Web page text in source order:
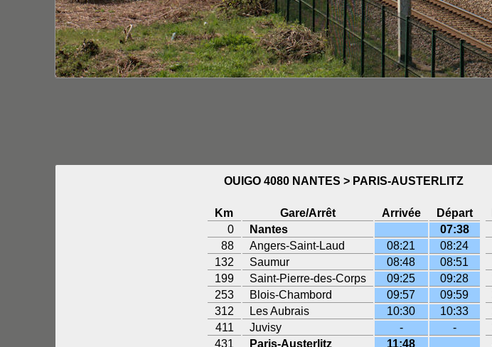
OUIGO 4080 NANTES > PARIS-AUSTERLITZ
Km Gare/Arrêt Arrivée Départ
0
Nantes 07:38
88
Angers-Saint-Laud 08:21 08:24
132
Saumur 08:48 08:51
199
Saint-Pierre-des-Corps 09:25 09:28
253
Blois-Chambord 09:57 09:59
312
Les Aubrais 10:30 10:33
411
Juvisy - -
431
Paris-Austerlitz 11:48